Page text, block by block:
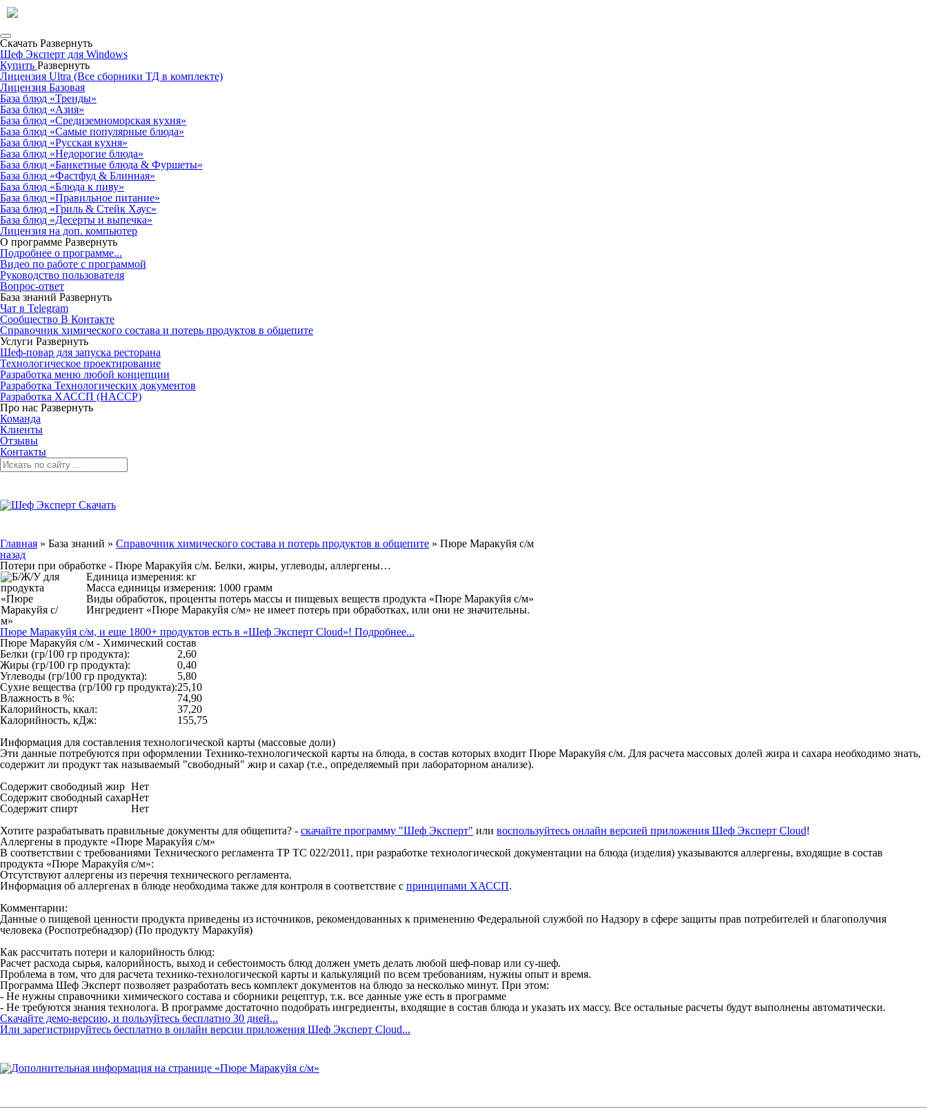
Скачать Развернуть
Шеф Эксперт для Windows
Купить Развернуть
Лицензия Ultra (Все сборники ТД в комплекте)
Лицензия Базовая
База блюд «Тренды»
База блюд «Азия»
База блюд «Средиземноморская кухня»
База блюд «Самые популярные блюда»
База блюд «Русская кухня»
База блюд «Недорогие блюда»
База блюд «Банкетные блюда & Фуршеты»
База блюд «Фастфуд & Блинная»
База блюд «Блюда к пиву»
База блюд «Правильное питание»
База блюд «Гриль & Стейк Хаус»
База блюд «Десерты и выпечка»
Лицензия на доп. компьютер
О программе Развернуть
Подробнее о программе...
Видео по работе с программой
Руководство пользователя
Вопрос-ответ
База знаний Развернуть
Чат в Telegram
Сообщество В Контакте
Справочник химического состава и потерь продуктов в общепите
Услуги Развернуть
Шеф-повар для запуска ресторана
Технологическое проектирование
Разработка меню любой концепции
Разработка Технологических документов
Разработка ХАССП (HACCP)
Про нас Развернуть
Команда
Клиенты
Отзывы
Контакты
Главная » База знаний » Справочник химического состава и потерь продуктов в общепите » Пюре Маракуйя с/м
назад
Потери при обработке - Пюре Маракуйя с/м. Белки, жиры, углеводы, аллергены…
Единица измерения: кг
Масса единицы измерения: 1000 грамм
Виды обработок, проценты потерь массы и пищевых веществ продукта «Пюре Маракуйя с/м»
Ингредиент «Пюре Маракуйя с/м» не имеет потерь при обработках, или они не значительны.
Пюре Маракуйя с/м, и еще 1800+ продуктов есть в «Шеф Эксперт Cloud»! Подробнее...
Пюре Маракуйя с/м - Химический состав
Белки (гр/100 гр продукта):
2,60
Жиры (гр/100 гр продукта):
0,40
Углеводы (гр/100 гр продукта):
5,80
Сухие вещества (гр/100 гр продукта):25,10
Влажность в %:
74,90
Калорийность, ккал:
37,20
Калорийность, кДж:
155,75
Информация для составления технологической карты (массовые доли)
Эти данные потребуются при оформлении Технико-технологической карты на блюда, в состав которых входит Пюре Маракуйя с/м. Для расчета массовых долей жира и сахара необходимо знать,
содержит ли продукт так называемый "свободный" жир и сахар (т.е., определяемый при лабораторном анализе).
Содержит свободный жир Нет
Содержит свободный сахарНет
Содержит спирт
Нет
Хотите разрабатывать правильные документы для общепита? - скачайте программу "Шеф Эксперт" или воспользуйтесь онлайн версией приложения Шеф Эксперт Cloud!
Аллергены в продукте «Пюре Маракуйя с/м»
В соответствии с требованиями Технического регламента ТР ТС 022/2011, при разработке технологической документации на блюда (изделия) указываются аллергены, входящие в состав
продукта «Пюре Маракуйя с/м»:
Отсутствуют аллергены из перечня технического регламента.
Информация об аллергенах в блюде необходима также для контроля в соответствие с принципами ХАССП.
Комментарии:
Данные о пищевой ценности продукта приведены из источников, рекомендованных к применению Федеральной службой по Надзору в сфере защиты прав потребителей и благополучия
человека (Роспотребнадзор) (По продукту Маракуйя)
Как рассчитать потери и калорийность блюд:
Расчет расхода сырья, калорийность, выход и себестоимость блюд должен уметь делать любой шеф-повар или су-шеф.
Проблема в том, что для расчета технико-технологической карты и калькуляций по всем требованиям, нужны опыт и время.
Программа Шеф Эксперт позволяет разработать весь комплект документов на блюдо за несколько минут. При этом:
- Не нужны справочники химического состава и сборники рецептур, т.к. все данные уже есть в программе
- Не требуются знания технолога. В программе достаточно подобрать ингредиенты, входящие в состав блюда и указать их массу. Все остальные расчеты будут выполнены автоматически.
Скачайте демо-версию, и пользуйтесь бесплатно 30 дней...
Или зарегистрируйтесь бесплатно в онлайн версии приложения Шеф Эксперт Cloud...